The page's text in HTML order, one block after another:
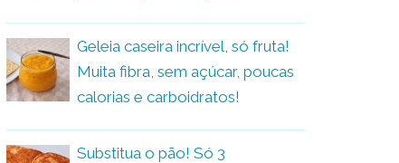
Geleia caseira incrível, só fruta!
Muita fibra, sem açúcar, poucas
calorias e carboidratos!
Substitua o pão! Só 3